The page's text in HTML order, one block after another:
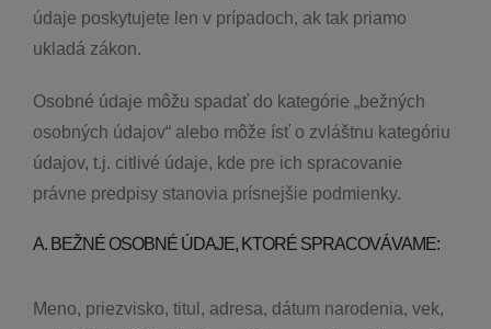
údaje poskytujete len v prípadoch, ak tak priamo
ukladá zákon.
Osobné údaje môžu spadať do kategórie „bežných
osobných údajov“ alebo môže ísť o zvláštnu kategóriu
údajov, t.j. citlivé údaje, kde pre ich spracovanie
právne predpisy stanovia prísnejšie podmienky.
A. BEŽNÉ OSOBNÉ ÚDAJE, KTORÉ SPRACOVÁVAME:
Meno, priezvisko, titul, adresa, dátum narodenia, vek,